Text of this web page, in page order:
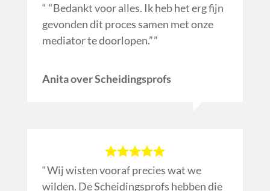
“Bedankt voor alles. Ik heb het erg fijn
gevonden dit proces samen met onze
mediator te doorlopen.”
Anita over Scheidingsprofs
Wij wisten vooraf precies wat we
wilden. De Scheidingsprofs hebben die